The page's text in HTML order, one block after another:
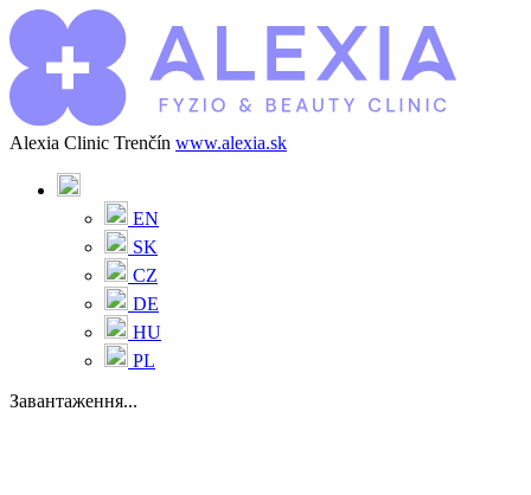
Alexia Clinic Trenčín www.alexia.sk
EN
SK
CZ
DE
HU
PL
Завантаження...